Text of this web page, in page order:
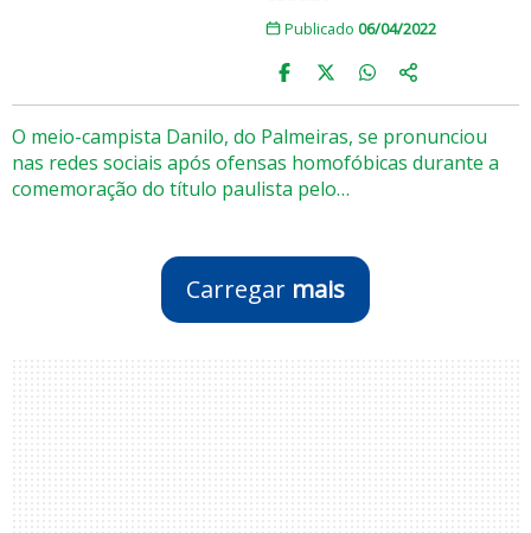
Publicado 06/04/2022
O meio-campista Danilo, do Palmeiras, se pronunciou
nas redes sociais após ofensas homofóbicas durante a
comemoração do título paulista pelo…
Carregar mais